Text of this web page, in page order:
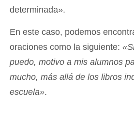
determinada».
En este caso, podemos
oraciones como la siguiente:
puedo, motivo a mis alumnos
mucho, más allá de los libros
escuela».